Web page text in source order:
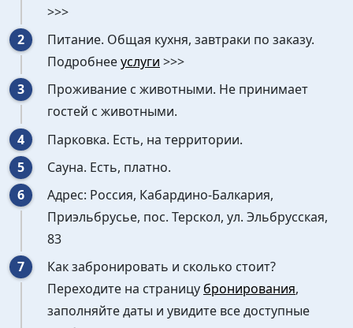
>>>
Питание. Общая кухня, завтраки по заказу.
Подробнееуслуги >>>
Проживание с животными. Не принимает
гостей с животными.
Парковка. Есть, на территории.
Сауна. Есть, платно.
Адрес: Россия, Кабардино-Балкария,
Приэльбрусье, пос. Терскол, ул. Эльбрусская,
83
Как забронировать и сколько стоит?
Переходите на страницу бронирования,
заполняйте даты и увидите все доступные